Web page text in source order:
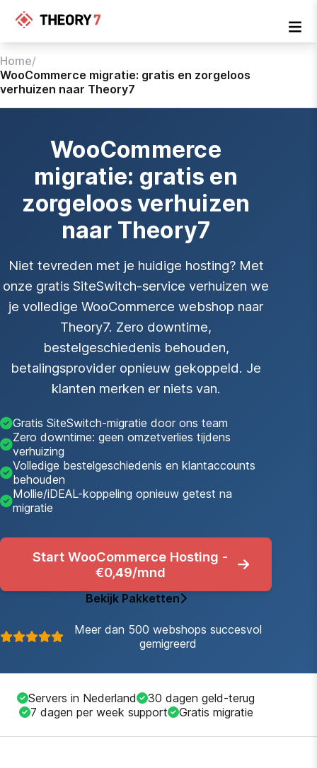
Home/
WooCommerce migratie: gratis en zorgeloos
verhuizen naar Theory7
WooCommerce
migratie: gratis en
zorgeloos verhuizen
naar Theory7
Niet tevreden met je huidige hosting? Met
onze gratis SiteSwitch-service verhuizen we
je volledige WooCommerce webshop naar
Theory7. Zero downtime,
bestelgeschiedenis behouden,
betalingsprovider opnieuw gekoppeld. Je
klanten merken er niets van.
Gratis SiteSwitch-migratie door ons team
Zero downtime: geen omzetverlies tijdens
verhuizing
Volledige bestelgeschiedenis en klantaccounts
behouden
Mollie/iDEAL-koppeling opnieuw getest na
migratie
Start WooCommerce Hosting -
€0,49/mnd
Bekijk Pakketten
Meer dan 500 webshops succesvol
gemigreerd
Servers in Nederland
30 dagen geld-terug
7 dagen per week support
Gratis migratie